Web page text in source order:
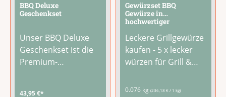
BBQ Deluxe
Geschenkset
Unser BBQ Deluxe
Geschenkset ist die
Premium-
43,95 €*
Gewürzset BBQ
Gewürze in
hochwertiger
Leckere Grillgewürze
kaufen - 5 x lecker
würzen für Grill &
deine Gäste zu
0.076 kg (236,18 € / 1 kg)